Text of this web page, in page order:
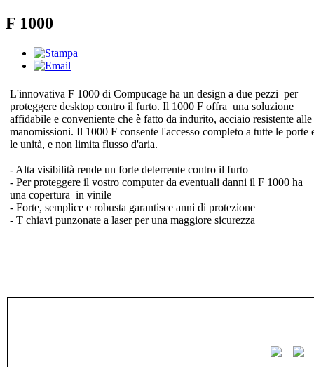
F 1000
L'innovativa F 1000 di Compucage ha un design a due pezzi per
proteggere desktop contro il furto. Il 1000 F offra una soluzione
affidabile e conveniente che è fatto da indurito, acciaio resistente alle
manomissioni. Il 1000 F consente l'accesso completo a tutte le porte
le unità, e non limita flusso d'aria.
- Alta visibilità rende un forte deterrente contro il furto
- Per proteggere il vostro computer da eventuali danni il F 1000 ha
una copertura in vinile
- Forte, semplice e robusta garantisce anni di protezione
- T chiavi punzonate a laser per una maggiore sicurezza